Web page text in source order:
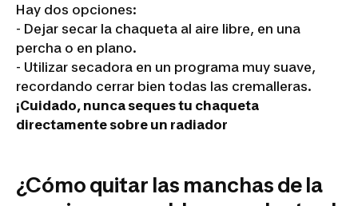
Hay dos opciones:
- Dejar secar la chaqueta al aire libre, en una
percha o en plano.
- Utilizar secadora en un programa muy suave,
recordando cerrar bien todas las cremalleras.
¡Cuidado, nunca seques tu chaqueta
directamente sobre un radiador
¿Cómo quitar las manchas de la